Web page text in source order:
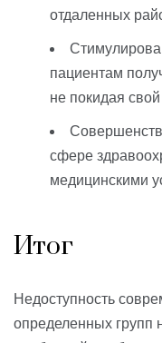
отдаленных
пациентам
не покидая свой
сфере
медицинскими
Итог
Недоступность
определенных групп